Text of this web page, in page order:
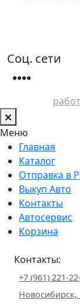
Соц. сети
Меню
Главная
Каталог
Отправка в
Выкуп Авто
Контакты
Автосервис
Корзина
Контакты:
+7 (961) 221-
Новосибирск,